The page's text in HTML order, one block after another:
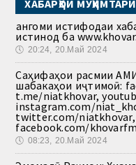
ХАБАРҲОИ
Ҳангоми истифодаи
истинод ба
🕔 20:24, 20.Май 2024
Саҳифаҳои расмии
шабакаҳои иҷтимоӣ:
t.me/niatkhovar,
instagram.com/
twitter.com/niatkhovar,
facebook.com/
🕔 08:23, 20.Май 2024